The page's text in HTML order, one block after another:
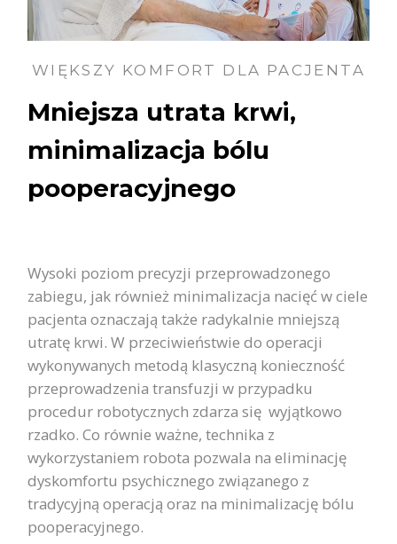
WIĘKSZY KOMFORT DLA PACJENTA
Mniejsza utrata krwi,
minimalizacja bólu
pooperacyjnego
Wysoki poziom precyzji przeprowadzonego
zabiegu, jak również minimalizacja nacięć w ciele
pacjenta oznaczają także radykalnie mniejszą
utratę krwi. W przeciwieństwie do operacji
wykonywanych metodą klasyczną konieczność
przeprowadzenia transfuzji w przypadku
procedur robotycznych zdarza się wyjątkowo
rzadko. Co równie ważne, technika z
wykorzystaniem robota pozwala na eliminację
dyskomfortu psychicznego związanego z
tradycyjną operacją oraz na minimalizację bólu
pooperacyjnego.